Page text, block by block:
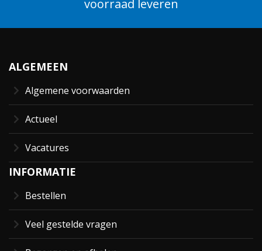
voorraad leveren
ALGEMEEN
Algemene voorwaarden
Actueel
Vacatures
INFORMATIE
Bestellen
Veel gestelde vragen